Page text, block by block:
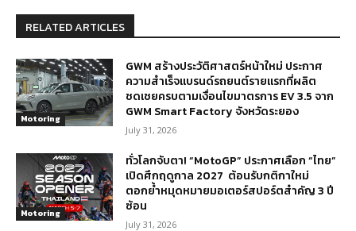
RELATED ARTICLES
Motoring
GWM สร้างประวัติศาสตร์หน้าใหม่ ประกาศ
ความสำเร็จแบรนด์รถยนต์รายแรกที่ผลิต
ชดเชยครบตามเงื่อนไขมาตรการ EV 3.5 จาก
GWM Smart Factory จังหวัดระยอง
July 31, 2026
Motoring
ทั่วโลกจับตา! “MotoGP” ประกาศเลือก “ไทย”
เปิดศึกฤดูกาล 2027 ต้อนรับกติกาใหม่
ตอกย้ำหมุดหมายมอเตอร์สปอร์ตสำคัญ 3 ปี
ซ้อน
July 31, 2026